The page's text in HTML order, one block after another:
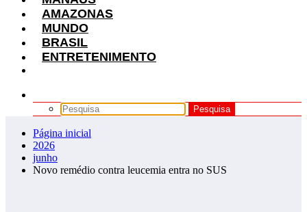
AMAZONAS
MUNDO
BRASIL
ENTRETENIMENTO
Página inicial
2026
junho
Novo remédio contra leucemia entra no SUS